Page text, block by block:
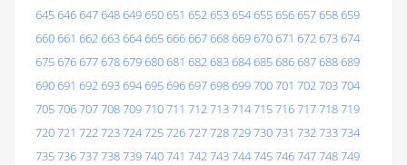
645646647648649650651 652653654655656657658659
660661 662663664665666667668669670671 672673674
675676677678679680681 682683684685686687688689
690691 692693694695696697698699700701 702703704
705706707708709710711 712713714715716717718719
720721 722723724725726727728729730731 732733734
735736737738739740741 742743744745746747748749